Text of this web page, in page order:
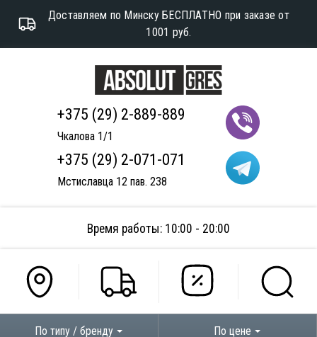
Доставляем по Минску БЕСПЛАТНО при заказе от
1001 руб.
+375 (29) 2-889-889
Чкалова 1/1
+375 (29) 2-071-071
Мстиславца 12 пав. 238
Время работы: 10:00 - 20:00
По типу / бренду По цене